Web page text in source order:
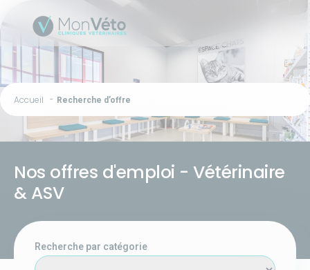
Accueil Recherche d’offre
Nos offres d'emploi - Vétérinaire
& ASV
Recherche par catégorie